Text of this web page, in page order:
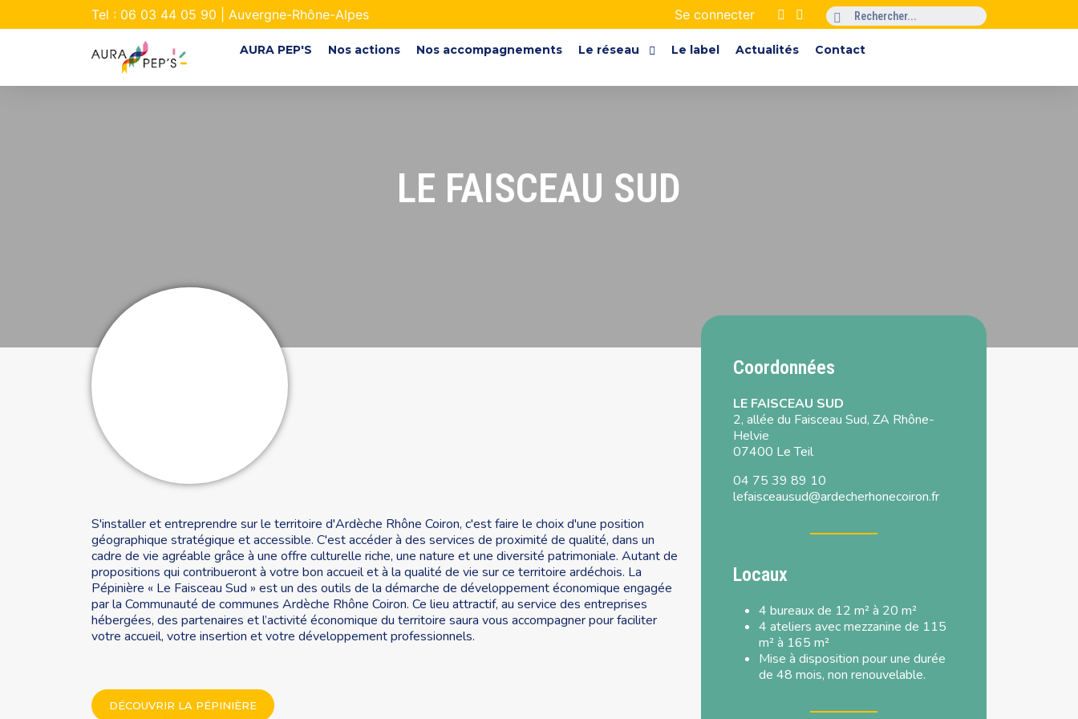
Tel : 06 03 44 05 90 | Auvergne-Rhône-Alpes Se connecter
AURA PEP'S Nos actions Nos accompagnements Le réseau Le label Actualités Contact
LE FAISCEAU SUD
S'installer et entreprendre sur le territoire d'Ardèche Rhône Coiron, c'est faire le choix d'une position
géographique stratégique et accessible. C'est accéder à des services de proximité de qualité, dans un
cadre de vie agréable grâce à une offre culturelle riche, une nature et une diversité patrimoniale. Autant de
propositions qui contribueront à votre bon accueil et à la qualité de vie sur ce territoire ardéchois. La
Pépinière « Le Faisceau Sud » est un des outils de la démarche de développement économique engagée
par la Communauté de communes Ardèche Rhône Coiron. Ce lieu attractif, au service des entreprises
hébergées, des partenaires et l’activité économique du territoire saura vous accompagner pour faciliter
votre accueil, votre insertion et votre développement professionnels.
DÉCOUVRIR LA PÉPINIÈRE
Coordonnées
LE FAISCEAU SUD
2, allée du Faisceau Sud, ZA Rhône-
Helvie
07400 Le Teil
04 75 39 89 10
lefaisceausud@ardecherhonecoiron.fr
Locaux
4 bureaux de 12 m² à 20 m²
4 ateliers avec mezzanine de 115
m² à 165 m²
Mise à disposition pour une durée
de 48 mois, non renouvelable.